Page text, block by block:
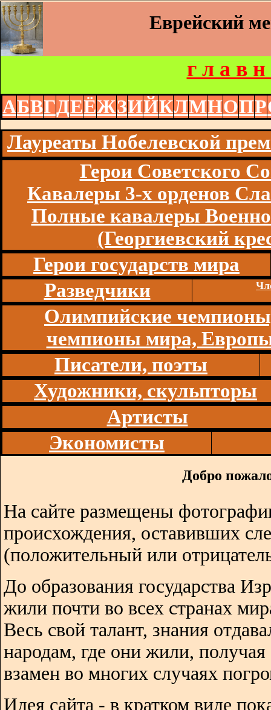
Еврейский
г л а в н
АБВГДЕЁЖЗИЙКЛМНОПР
Лауреаты Нобелевской
Герои Советского
Кавалеры 3-х орденов
Полные кавалеры
(Георгиевский
Герои государств мира
Разведчики
Олимпийские
чемпионы мира,
Писатели, поэты
Художники, скульпторы
Артисты
Экономисты
Добро
На сайте размещены
происхождения, оставивших
(положительный или
До образования государства
жили почти во всех странах
Весь свой талант, знания
народам, где они жили, получая
взамен во многих случаях
Идея сайта - в кратком виде